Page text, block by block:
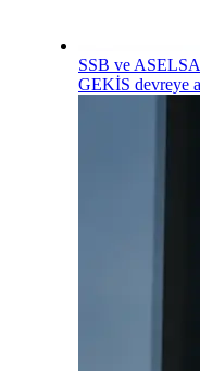
SSB ve
GEKİS devreye